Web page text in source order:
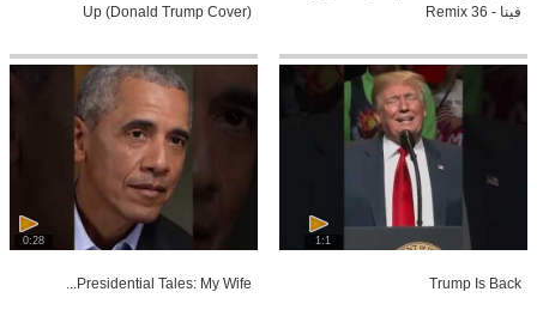
فينا - Remix 36
Up (Donald Trump Cover)
1:1
Trump Is Back
0:28
Presidential Tales: My Wife...